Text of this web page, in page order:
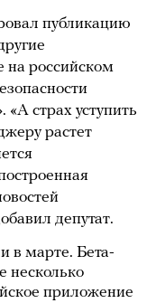
публикацию
на российском
«А страх уступить
растет
депутат.
в марте. Бета-
несколько
приложение